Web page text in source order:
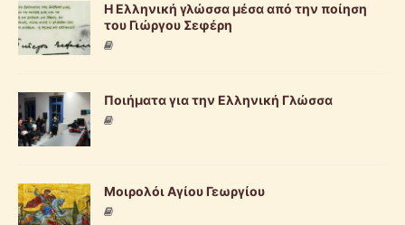
Η Ελληνική γλώσσα μέσα από την ποίηση
του Γιώργου Σεφέρη
Ποιήματα για την Ελληνική Γλώσσα
Μοιρολόι Αγίου Γεωργίου